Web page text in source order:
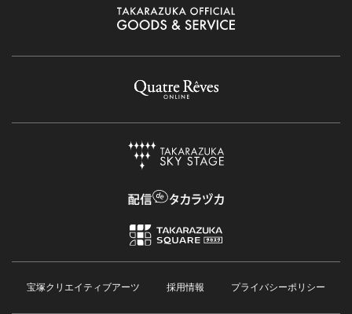
宝塚クリエイティブアーツ 採用情報 プライバシーポリシー